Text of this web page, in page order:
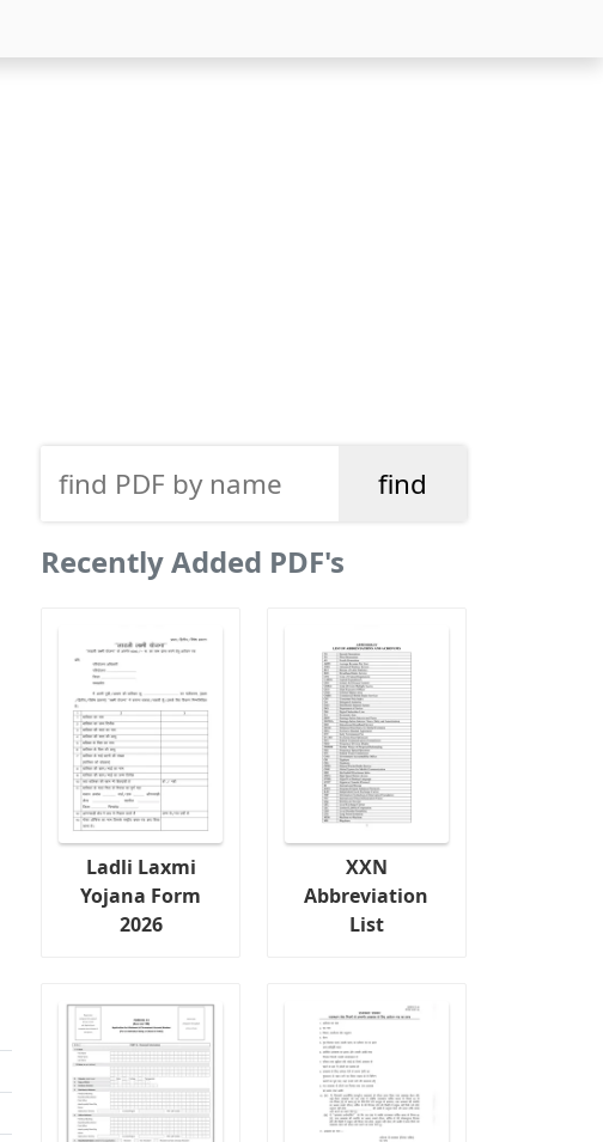
Recently Added PDF's
Ladli Laxmi
Yojana Form
2026
XXN
Abbreviation
List